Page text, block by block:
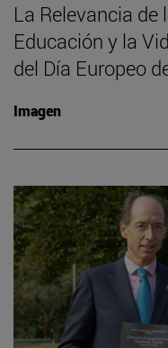
La Relevancia
Educación y la
del Día Europeo
Imagen